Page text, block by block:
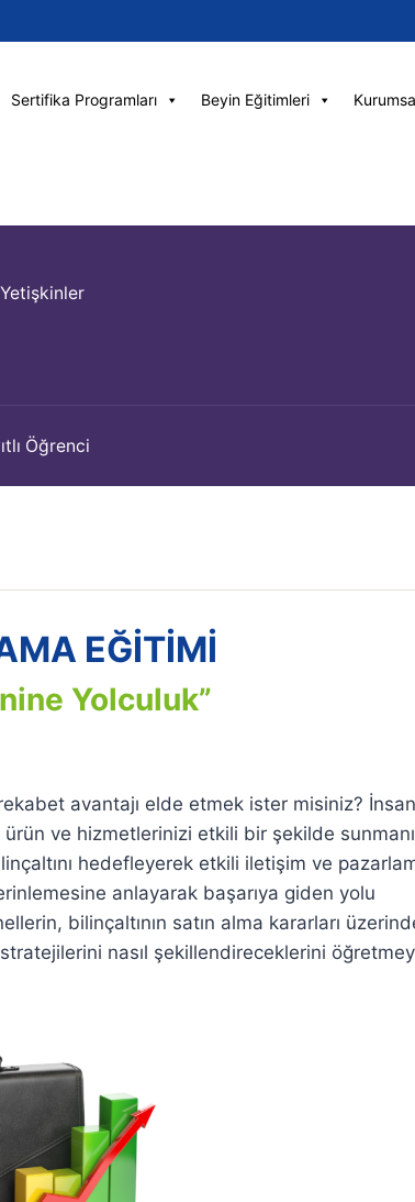
Sertifika Programları Beyin Eğitimleri
Yetişkinler
Öğrenci
EĞİTİMİ
Yolculuk”
avantajı elde etmek ister misiniz?
ve hizmetlerinizi etkili bir şekilde
hedefleyerek etkili iletişim ve
anlayarak başarıya giden yolu
bilinçaltının satın alma kararları
nasıl şekillendireceklerini